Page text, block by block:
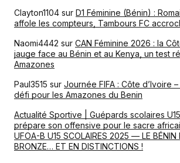
Clayton1104 sur D1 Féminine (Bénin) :
affole les compteurs, Tambours FC
Naomi4442 sur CAN Féminine 2026 : la
jauge face au Bénin et au Kenya, un test
Amazones
Paul3515 sur Journée FIFA : Côte d’Ivoire
défi pour les Amazones du Benin
Actualité Sportive | Guépards scolaires
prépare son offensive pour le sacre
UFOA-B U15 SCOLAIRES 2025 — LE BÉNIN
BRONZE… ET EN DISTINCTIONS !